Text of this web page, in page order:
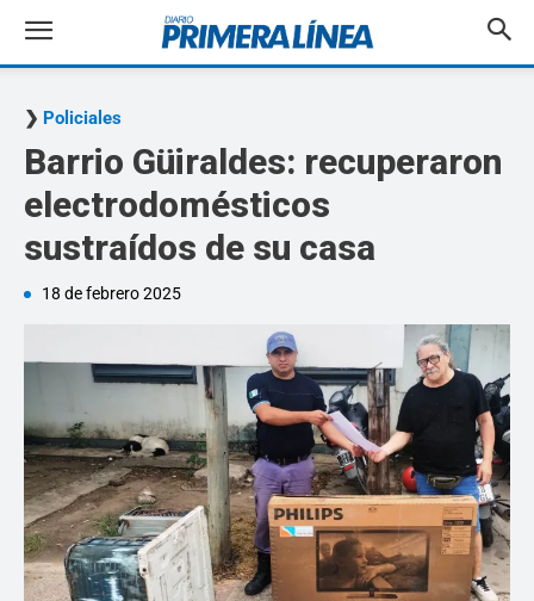
Policiales
Barrio Güiraldes: recuperaron
electrodomésticos
sustraídos de su casa
18 de febrero 2025